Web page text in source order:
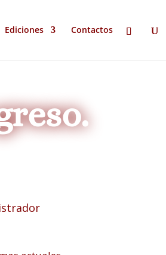
Ediciones Contactos